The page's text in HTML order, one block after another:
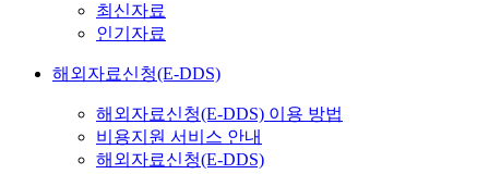
최신자료
인기자료
해외자료신청(E-DDS)
해외자료신청(E-DDS) 이용 방법
비용지원 서비스 안내
해외자료신청(E-DDS)